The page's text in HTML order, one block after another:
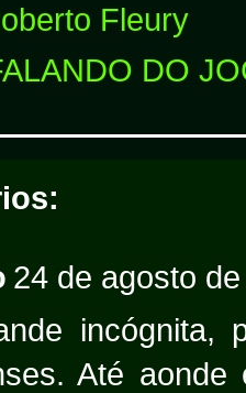
Fleury
DO
24 de agosto
incógnita,
Até